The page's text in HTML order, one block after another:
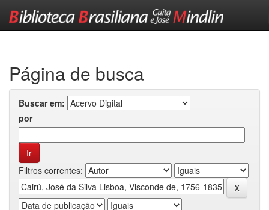
Página de busca
Buscar em:
por
Filtros correntes: